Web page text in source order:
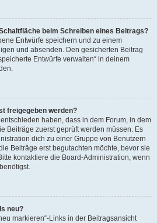
beim Schreiben eines Beitrags?
Entwürfe speichern und zu einem
und absenden. Den gesicherten Beitrag
Entwürfe verwalten“ in deinem
freigegeben werden?
haben, dass in dem Forum, in dem
Beiträge zuerst geprüft werden müssen. Es
dich zu einer Gruppe von Benutzern
Beiträge erst begutachten möchte, bevor sie
kontaktiere die Board-Administration, wenn
neu?
markieren“-Links in der Beitragsansicht